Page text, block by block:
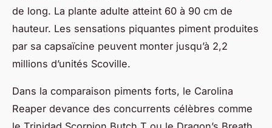
de long. La plante adulte atteint 60 à 90 cm de
hauteur. Les sensations piquantes piment produites
par sa capsaïcine peuvent monter jusqu’à 2,2
millions d’unités Scoville.
Dans la comparaison piments forts, le Carolina
Reaper devance des concurrents célèbres comme